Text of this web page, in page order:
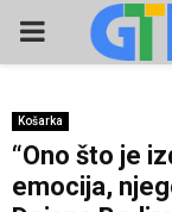
PRIMARY
Košarka
“Ono što je
emocija,